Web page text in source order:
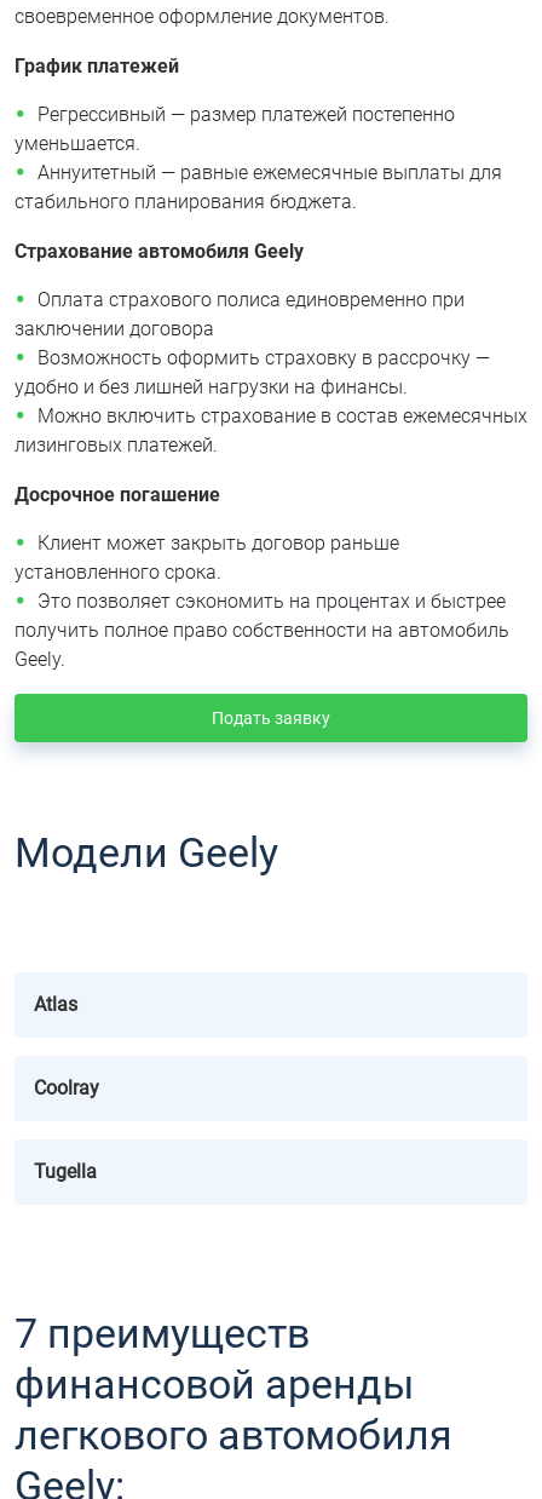
своевременное оформление документов.
График платежей
Регрессивный — размер платежей постепенно
уменьшается.
Аннуитетный — равные ежемесячные выплаты для
стабильного планирования бюджета.
Страхование автомобиля Geely
Оплата страхового полиса единовременно при
заключении договора
Возможность оформить страховку в рассрочку —
удобно и без лишней нагрузки на финансы.
Можно включить страхование в состав ежемесячных
лизинговых платежей.
Досрочное погашение
Клиент может закрыть договор раньше
установленного срока.
Это позволяет сэкономить на процентах и быстрее
получить полное право собственности на автомобиль
Geely.
Подать заявку
Модели Geely
Atlas
Coolray
Tugella
7 преимуществ
финансовой аренды
легкового автомобиля
Geely: